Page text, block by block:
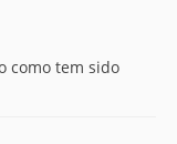
como tem sido